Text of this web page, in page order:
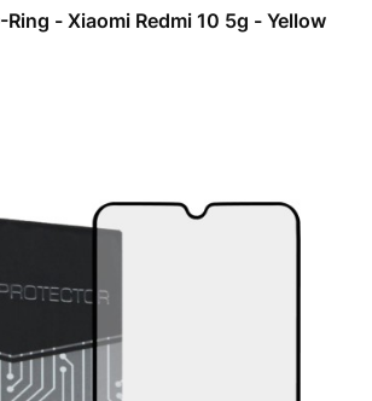
- Xiaomi Redmi 10 5g - Yellow